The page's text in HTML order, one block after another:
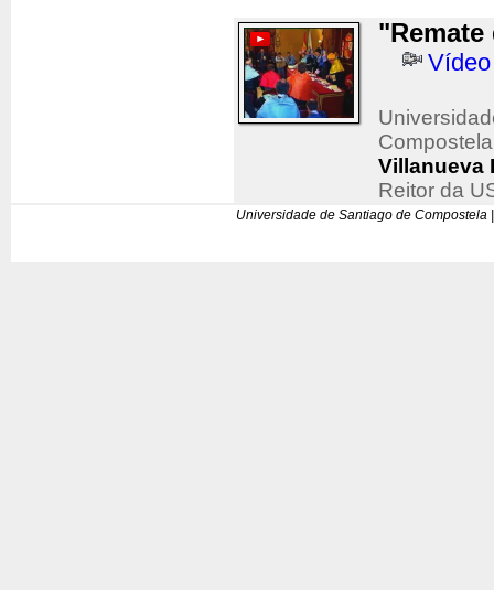
Vídeo
Compostela
Villanueva
Reitor da
Universidade de Santiago de